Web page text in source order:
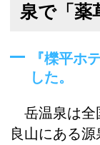
泉で「薬
『櫟平ホ
した。
岳温泉は全
良山にある